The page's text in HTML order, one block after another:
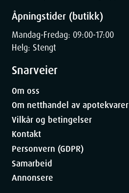
Åpningstider (butikk)
Mandag-Fredag: 09:00-17:00
Helg: Stengt
Snarveier
Om oss
Om netthandel av apotekvarer
Vilkår og betingelser
Kontakt
Personvern (GDPR)
Samarbeid
Annonsere